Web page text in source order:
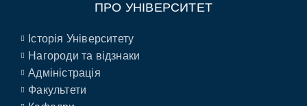
ПРО УНІВЕРСИТЕТ
Історія Університету
Нагороди та відзнаки
Адміністрація
Факультети